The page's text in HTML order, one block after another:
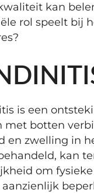
kan
rol speelt bij
is een
met botten
en zwelling in
kan
om
aanzienlijk